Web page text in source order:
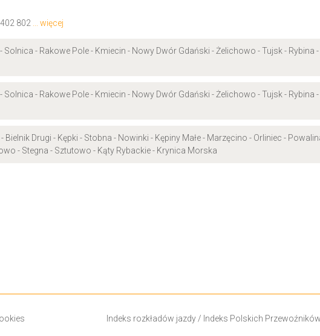
802 ... więcej
- Rakowe Pole - Kmiecin - Nowy Dwór Gdański - Żelichowo - Tujsk - Rybina
- Rakowe Pole - Kmiecin - Nowy Dwór Gdański - Żelichowo - Tujsk - Rybina
Drugi - Kępki - Stobna - Nowinki - Kępiny Małe - Marzęcino - Orliniec -
- Stegna - Sztutowo - Kąty Rybackie - Krynica Morska
Indeks rozkładów jazdy/ Indeks Polskich Przewoźników